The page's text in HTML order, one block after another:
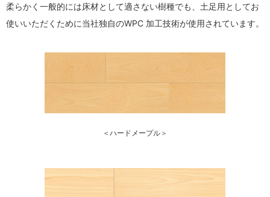
柔らかく一般的には床材として適さない樹種でも、土足用としてお
使いいただくために当社独自のWPC 加工技術が使用されています。
＜ハードメープル＞